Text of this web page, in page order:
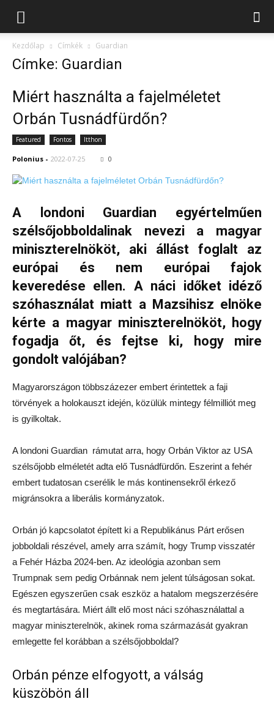
Kezdőlap Címkék Guardian
Címke: Guardian
Miért használta a fajelméletet
Orbán Tusnádfürdőn?
Featured Fontos Itthon
Polonius - 2022-07-25 0
A londoni Guardian egyértelműen
szélsőjobboldalinak nevezi a magyar
miniszterelnököt, aki állást foglalt az
európai és nem európai fajok
keveredése ellen. A náci időket idéző
szóhasználat miatt a Mazsihisz elnöke
kérte a magyar miniszterelnököt, hogy
fogadja őt, és fejtse ki, hogy mire
gondolt valójában?
Magyarországon többszázezer embert érintettek a faji
törvények a holokauszt idején, közülük mintegy félmilliót meg
is gyilkoltak.
A londoni Guardian rámutat arra, hogy Orbán Viktor az USA
szélsőjobb elméletét adta elő Tusnádfürdőn. Eszerint a fehér
embert tudatosan cserélik le más kontinensekről érkező
migránsokra a liberális kormányzatok.
Orbán jó kapcsolatot épített ki a Republikánus Párt erősen
jobboldali részével, amely arra számít, hogy Trump visszatér
a Fehér Házba 2024-ben. Az ideológia azonban sem
Trumpnak sem pedig Orbánnak nem jelent túlságosan sokat.
Egészen egyszerűen csak eszköz a hatalom megszerzésére
és megtartására. Miért állt elő most náci szóhasználattal a
magyar miniszterelnök, akinek roma származását gyakran
emlegette fel korábban a szélsőjobboldal?
Orbán pénze elfogyott, a válság
küszöbön áll